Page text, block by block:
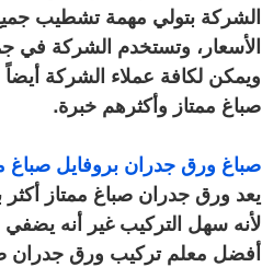
الشركة بتولي مهمة تشطيب
الأسعار، وتستخدم الشركة في
صباغ ممتاز وأكثرهم خبرة.
صباغ ورق جدران بروفايل صباغ ممتاز / 66874433 /
يعد ورق جدران صباغ ممتاز
لأنه سهل التركيب غير أنه
أفضل معلم تركيب ورق جدران